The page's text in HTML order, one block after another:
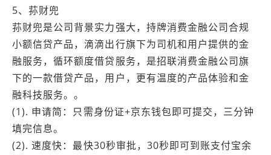
5、荪财兜
荪财兜是公司背景实力强大，持牌消费金融公司合规
小额信贷产品，滴滴出行旗下为司机和用户提供的金
融服务，循环额度借贷服务，是招联消费金融公司旗
下的一款借贷产品，用户，更有温度的产品体验和金
融科技服务。。
(1). 申请简：只需身份证+京东钱包即可提交，三分钟
填完信息。
(2). 速度快：最快30秒审批，30秒即可到账支付宝余